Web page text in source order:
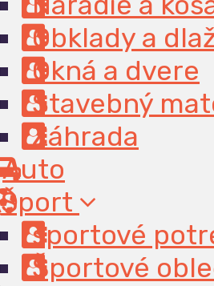
Obklady a
Okná a dvere
Stavebný
Záhrada
Auto
Šport
športové
Športové